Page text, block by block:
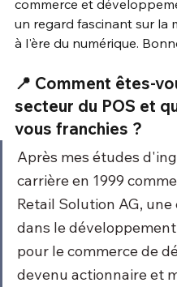
commerce et
un regard fascinant sur la
à l'ère du numérique.
📍 Comment êtes-
secteur du POS et
vous franchies ?
Après mes études
carrière en 1999
Retail Solution AG,
dans le
pour le commerce de
devenu actionnaire et